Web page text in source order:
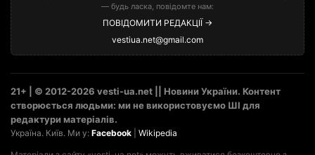
— будь ласка, повідомте нам:
ПОВІДОМИТИ РЕДАКЦІЇ →
vestiua.net@gmail.com
21+ | © 2012-2026 vesti-ua.net || Новини України. Контент
створюється людьми: ми не використовуємо ШІ для
редактури матеріалів.
Україна. Київ. Ми у: Facebook Wikipedia